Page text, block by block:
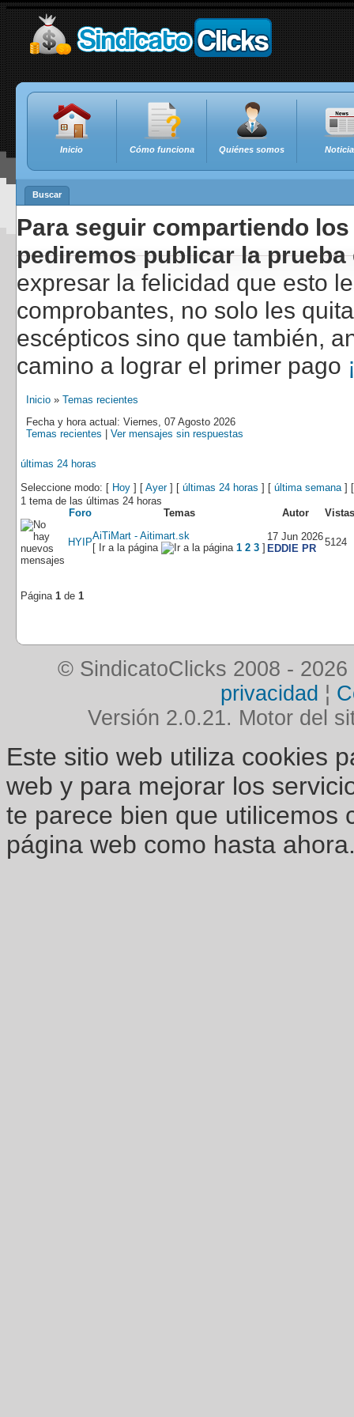
Inicio Cómo funciona Quiénes somos
Buscar
Para seguir compartiendo
pediremos publicar la
expresar la felicidad que esto
comprobantes, no solo les
escépticos sino que también,
camino a lograr el primer pago
Inicio » Temas recientes
Fecha y hora actual: Viernes, 07 Agosto 2026
Temas recientes
Ver mensajes sin respuestas
últimas 24 horas
Seleccione modo: [ Hoy ] [ Ayer] [ últimas 24 horas ] [ última semana]
1 tema de las últimas 24 horas
Foro
Temas Autor Vistas
HYIP
AiTiMart - Aitimart.sk
[ Ir a la página
1 2 3 ]
17 Jun 2026
EDDIE PR
5124
Página 1 de 1
© SindicatoClicks 2008 - 2026
privacidad ¦
Versión 2.0.21. Motor del
Este sitio web utiliza cookies
web y para mejorar los
te parece bien que utilicemos
página web como hasta